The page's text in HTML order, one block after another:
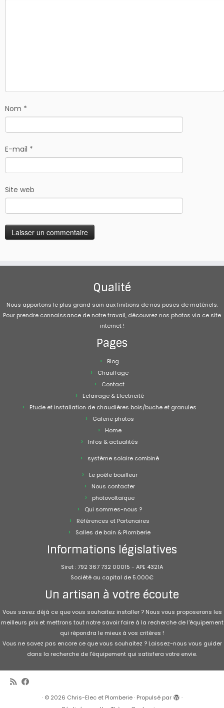
Nom *
E-mail *
Site web
Qualité
Nous apportons le plus grand soin aux finitions de nos poses de matériels.
Pour prendre connaissance de notre travail, découvrez nos photos via ce site
internet !
Pages
Blog
Chauffage
Contact
Eclairage & Electricité
Etude et installation de chaudières bois/buche et granules
Galerie photos
Home
Infos & actualités
système solaire combiné
Le poêle bouilleur
Nous contacter
photovoltaïque
Qui sommes-nous ?
Références et Partenaires
Salles de bain & Plomberie
Informations législatives
Siret : 792 367 732 00015 - APE 4321A
Société au capital de 5.000€
Un artisan à votre écoute
Vous savez déjà ce que vous souhaitez installer ? Nous vous proposerons les
meilleurs prix et mettrons tout notre savoir faire à la recherche de l'équipement
qui répondra le mieux à vos critères !
Vous ne savez pas encore ce que vous souhaitez ? Laissez-nous vous guider
dans la recherche de l'équipement qui satisfera votre envie.
· © 2026 Chris-Elec et Plomberie· Propulsé par
·